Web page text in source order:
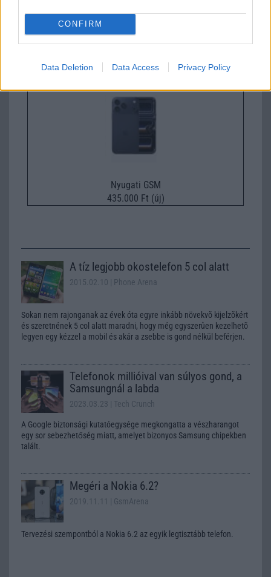
CONFIRM
Data Deletion Data Access Privacy Policy
360.000 Ft (új)
Apple iPhone 17 Pro
Nyugati GSM
435.000 Ft (új)
A tíz legjobb okostelefon 5 col alatt
2015.02.10 | Phone Arena
Sokan nem rajonganak az évek óta egyre inkább növekvõ kijelzõkért
és szeretnének 5 col alatt maradni, hogy még egyszerûen kezelhetõ
legyen egy kézzel a mobil és akár a zsebbe is gond nélkül beférjen.
Telefonok millióival van súlyos gond, a
Samsungnál a labda
2023.03.23 | Tech Crunch
A Google biztonsági kutatóegysége megkongatta a vészharangot
egy sor sebezhetőség miatt, amelyet bizonyos Samsung chipekben
talált.
Megéri a Nokia 6.2?
2019.11.11 | GsmArena
Tervezési szempontból a Nokia 6.2 az egyik legtisztább telefon.